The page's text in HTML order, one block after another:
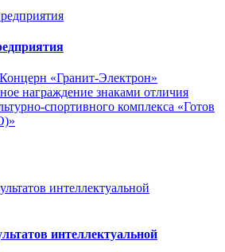
«Гранит-Электрон»
награждение знаками отличия
спортивного комплекса «Готов
интеллектуальной